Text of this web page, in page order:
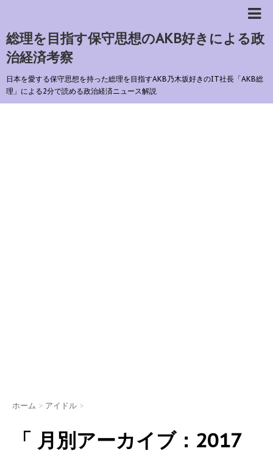
総理を目指す保守思想のAKB好きによる政
治経済考察
日本を愛する保守思想を持った総理を目指すAKB乃木坂好きのIT社長「AKB総
理」による2分で読める政治経済ニュース解説
ホーム > アイドル >
「 月別アーカイブ：2017